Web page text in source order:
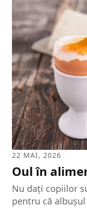
igienă generală.
adeseori părinții
înceapă copilul
greșită
asemenea
vârsta de 4-6
copilul este prea
îndeletnicire.
22 MAI, 2026
Oul în
Nu dați copiilor
pentru că